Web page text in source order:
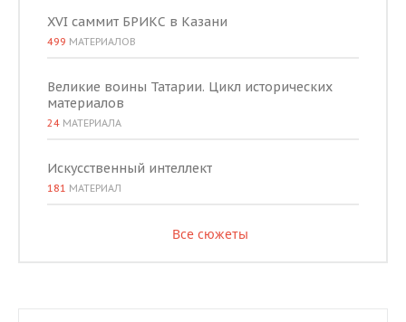
XVI саммит БРИКС в Казани
499 МАТЕРИАЛОВ
Великие воины Татарии. Цикл исторических
материалов
24 МАТЕРИАЛА
Искусственный интеллект
181 МАТЕРИАЛ
Все сюжеты